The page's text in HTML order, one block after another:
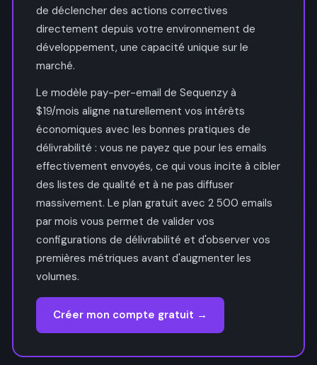
de déclencher des actions correctives
directement depuis votre environnement de
développement, une capacité unique sur le
marché.
Le modèle pay-per-email de Sequenzy à
$19/mois aligne naturellement vos intérêts
économiques avec les bonnes pratiques de
délivrabilité : vous ne payez que pour les emails
effectivement envoyés, ce qui vous incite à cibler
des listes de qualité et à ne pas diffuser
massivement. Le plan gratuit avec 2 500 emails
par mois vous permet de valider vos
configurations de délivrabilité et d'observer vos
premières métriques avant d'augmenter les
volumes.
Créer mon compte gratuit →